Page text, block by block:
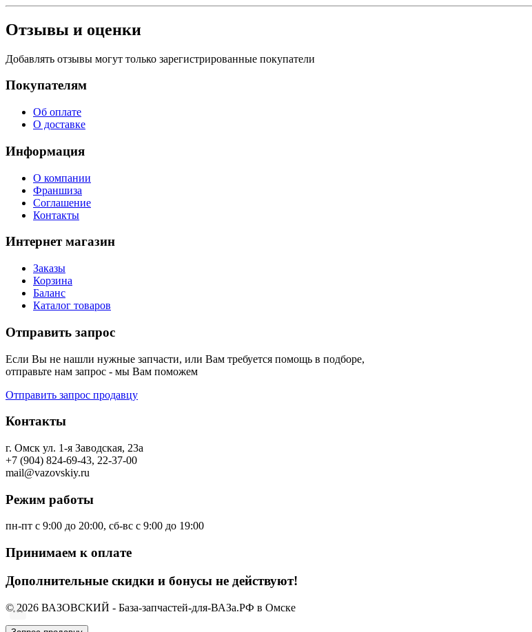
Отзывы и оценки
Добавлять отзывы могут только зарегистрированные покупатели
Покупателям
Об оплате
О доставке
Информация
О компании
Франшиза
Соглашение
Контакты
Интернет магазин
Заказы
Корзина
Баланс
Каталог товаров
Отправить запрос
Если Вы не нашли нужные запчасти, или Вам требуется помощь в подборе,
отправьте нам запрос - мы Вам поможем
Отправить запрос продавцу
Контакты
г. Омск ул. 1-я Заводская, 23а
+7 (904) 824-69-43, 22-37-00
mail@vazovskiy.ru
Режим работы
пн-пт с 9:00 до 20:00, сб-вс с 9:00 до 19:00
Принимаем к оплате
Дополнительные скидки и бонусы не действуют!
© 2026 ВАЗОВСКИЙ - База-запчастей-для-ВАЗа.РФ в Омске